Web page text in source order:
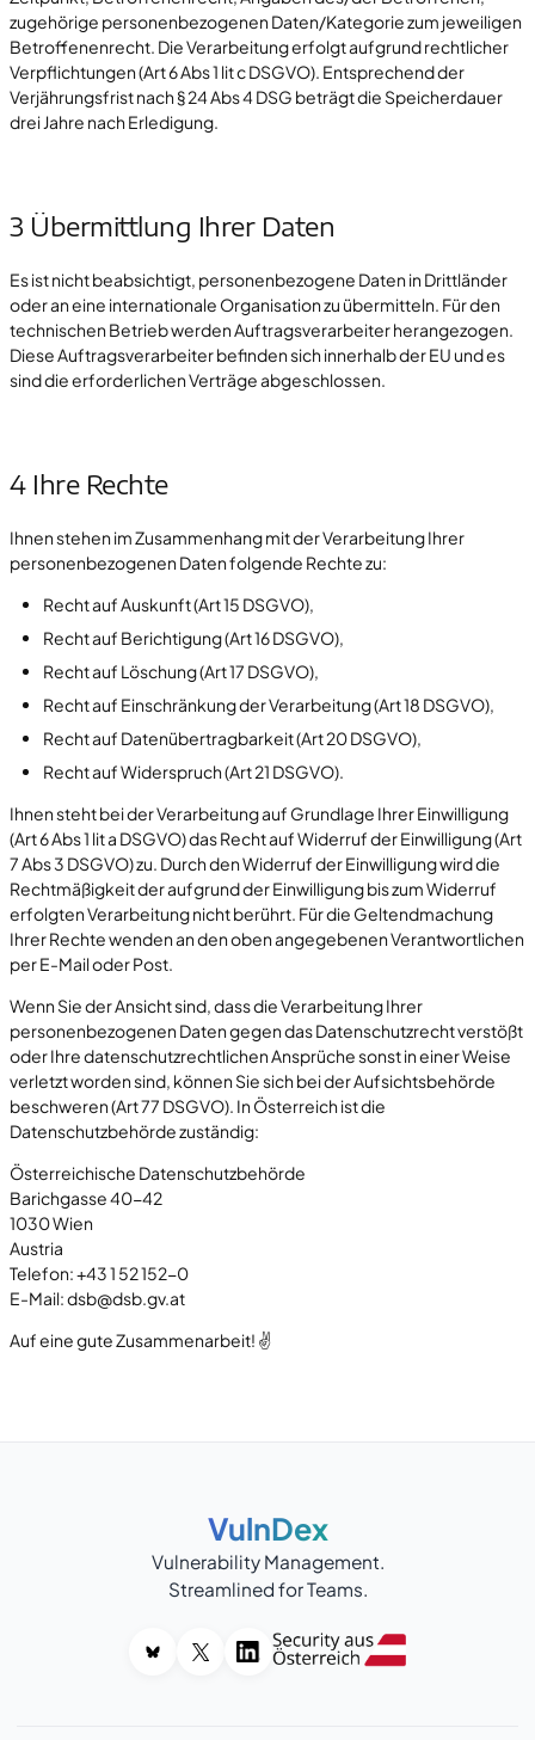
zugehörige personenbezogenen Daten/Kategorie zum jeweiligen
Betroffenenrecht. Die Verarbeitung erfolgt aufgrund rechtlicher
Verpflichtungen (Art 6 Abs 1 lit c DSGVO). Entsprechend der
Verjährungsfrist nach § 24 Abs 4 DSG beträgt die Speicherdauer
drei Jahre nach Erledigung.
3 Übermittlung Ihrer Daten
Es ist nicht beabsichtigt, personenbezogene Daten in Drittländer
oder an eine internationale Organisation zu übermitteln. Für den
technischen Betrieb werden Auftragsverarbeiter herangezogen.
Diese Auftragsverarbeiter befinden sich innerhalb der EU und es
sind die erforderlichen Verträge abgeschlossen.
4 Ihre Rechte
Ihnen stehen im Zusammenhang mit der Verarbeitung Ihrer
personenbezogenen Daten folgende Rechte zu:
Recht auf Auskunft (Art 15 DSGVO),
Recht auf Berichtigung (Art 16 DSGVO),
Recht auf Löschung (Art 17 DSGVO),
Recht auf Einschränkung der Verarbeitung (Art 18 DSGVO),
Recht auf Datenübertragbarkeit (Art 20 DSGVO),
Recht auf Widerspruch (Art 21 DSGVO).
Ihnen steht bei der Verarbeitung auf Grundlage Ihrer Einwilligung
(Art 6 Abs 1 lit a DSGVO) das Recht auf Widerruf der Einwilligung (Art
7 Abs 3 DSGVO) zu. Durch den Widerruf der Einwilligung wird die
Rechtmäßigkeit der aufgrund der Einwilligung bis zum Widerruf
erfolgten Verarbeitung nicht berührt. Für die Geltendmachung
Ihrer Rechte wenden an den oben angegebenen Verantwortlichen
per E-Mail oder Post.
Wenn Sie der Ansicht sind, dass die Verarbeitung Ihrer
personenbezogenen Daten gegen das Datenschutzrecht verstößt
oder Ihre datenschutzrechtlichen Ansprüche sonst in einer Weise
verletzt worden sind, können Sie sich bei der Aufsichtsbehörde
beschweren (Art 77 DSGVO). In Österreich ist die
Datenschutzbehörde zuständig:
Österreichische Datenschutzbehörde
Barichgasse 40-42
1030 Wien
Austria
Telefon: +43 1 52 152-0
E-Mail: dsb@dsb.gv.at
Auf eine gute Zusammenarbeit! ✌️
VulnDex
Vulnerability Management.
Streamlined for Teams.